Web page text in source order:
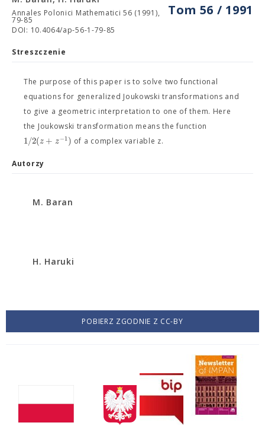
Tom 56 / 1991
Annales Polonici Mathematici 56 (1991),
79-85
DOI: 10.4064/ap-56-1-79-85
Streszczenie
The purpose of this paper is to solve two functional
equations for generalized Joukowski transformations and
to give a geometric interpretation to one of them. Here
the Joukowski transformation means the function
1/2(z+ z−1) of a complex variable z.
Autorzy
M. Baran
H. Haruki
POBIERZ ZGODNIE Z CC-BY